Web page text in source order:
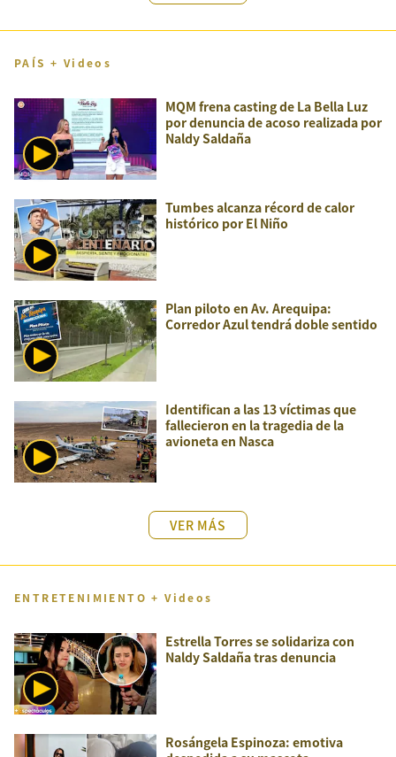
PAÍS + Videos
MQM frena casting de La Bella Luz
por denuncia de acoso realizada por
Naldy Saldaña
Tumbes alcanza récord de calor
histórico por El Niño
Plan piloto en Av. Arequipa:
Corredor Azul tendrá doble sentido
Identifican a las 13 víctimas que
fallecieron en la tragedia de la
avioneta en Nasca
VER MÁS
ENTRETENIMIENTO + Videos
Estrella Torres se solidariza con
Naldy Saldaña tras denuncia
Rosángela Espinoza: emotiva